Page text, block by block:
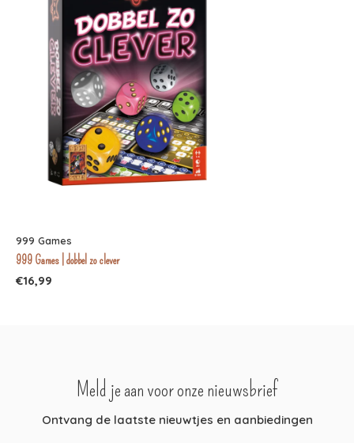
999 Games
999 Games | dobbel zo clever
€16,99
Meld je aan voor onze nieuwsbrief
Ontvang de laatste nieuwtjes en aanbiedingen